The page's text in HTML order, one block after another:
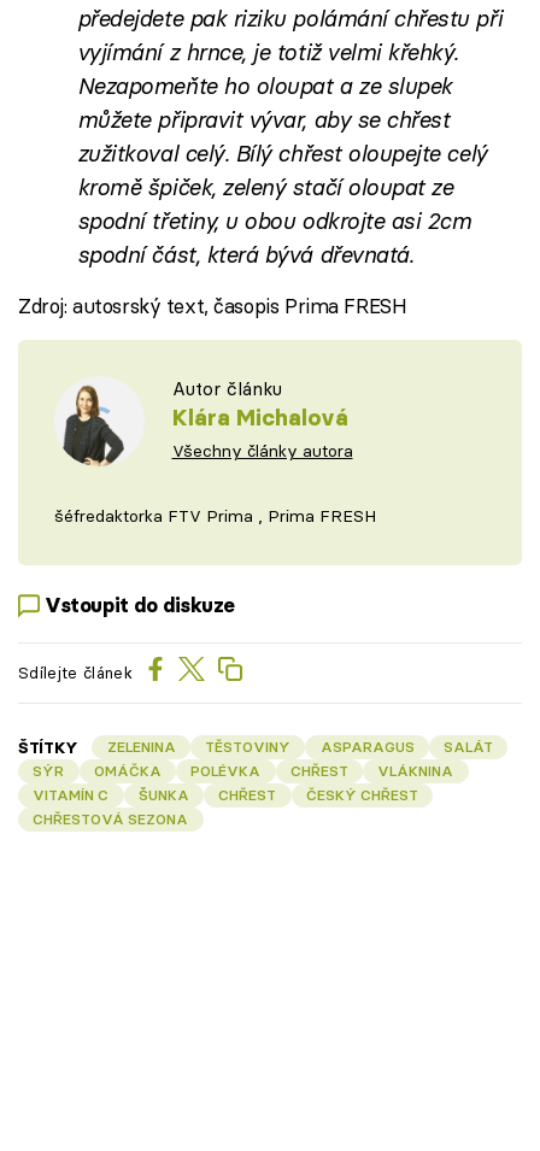
předejdete pak riziku polámání chřestu při
vyjímání z hrnce, je totiž velmi křehký.
Nezapomeňte ho oloupat a ze slupek
můžete připravit vývar, aby se chřest
zužitkoval celý. Bílý chřest oloupejte celý
kromě špiček, zelený stačí oloupat ze
spodní třetiny, u obou odkrojte asi 2cm
spodní část, která bývá dřevnatá.
Zdroj: autosrský text, časopis Prima FRESH
Autor článku
Klára Michalová
Všechny články autora
šéfredaktorka FTV Prima , Prima FRESH
Vstoupit do diskuze
Sdílejte článek
ŠTÍTKY ZELENINA TĚSTOVINY ASPARAGUS
SALÁT
SÝR
OMÁČKA POLÉVKA CHŘEST
VLÁKNINA
VITAMÍN C
ŠUNKA CHŘEST
ČESKÝ CHŘEST
CHŘESTOVÁ SEZONA